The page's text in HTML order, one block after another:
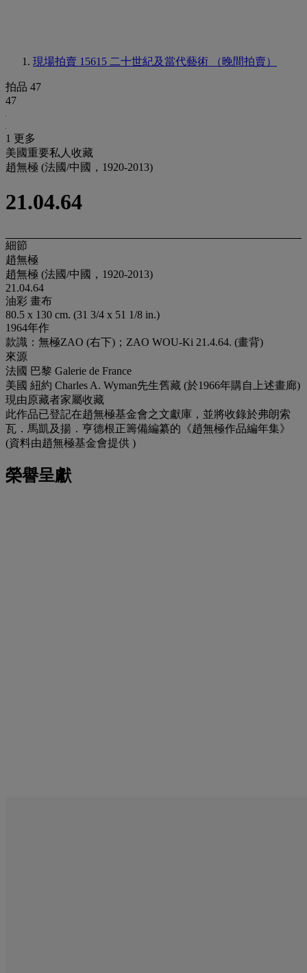
現場拍賣 15615 二十世紀及當代藝術 （晚間拍賣）
拍品 47
47
1 更多
美國重要私人收藏
趙無極 (法國/中國，1920-2013)
21.04.64
細節
趙無極
趙無極 (法國/中國，1920-2013)
21.04.64
油彩 畫布
80.5 x 130 cm. (31 3/4 x 51 1/8 in.)
1964年作
款識：無極ZAO (右下)；ZAO WOU-Ki 21.4.64. (畫背)
來源
法國 巴黎 Galerie de France
美國 紐約 Charles A. Wyman先生舊藏 (於1966年購自上述畫廊)
現由原藏者家屬收藏
此作品已登記在趙無極基金會之文獻庫，並將收錄於弗朗索
瓦．馬凱及揚．亨德根正籌備編纂的《趙無極作品編年集》
(資料由趙無極基金會提供 )
榮譽呈獻